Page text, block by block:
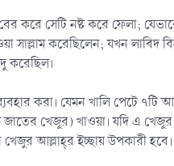
করে সেটি নষ্ট করে ফেলা;
সাল্লাম করেছিলেন; যখন লাবিদ
করেছিল।
করা। যেমন খালি পেটে ৭টি
খেজুর) খাওয়া। যদি এ খেজুর
আল্লাহ্‌র ইচ্ছায় উপকারী হবে।